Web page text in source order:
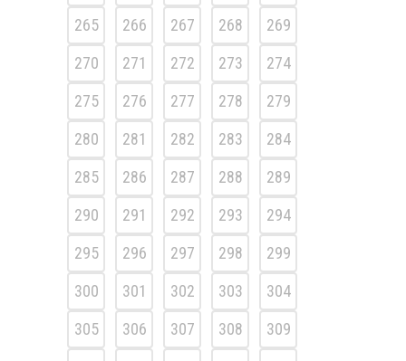
265
266 267 268
269
270
271 272 273
274
275
276 277 278
279
280
281 282 283
284
285
286 287 288
289
290
291 292 293
294
295
296 297 298
299
300
301 302 303
304
305
306 307 308
309